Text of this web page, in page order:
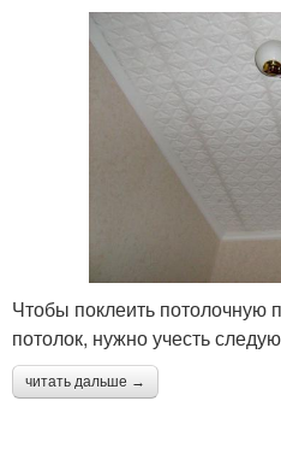
Чтобы поклеить потолочную
потолок, нужно учесть
читать дальше →